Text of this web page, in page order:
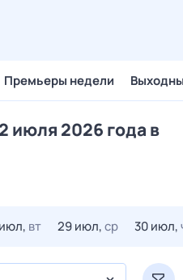
Премьеры недели
июля 2026 года в
вт 29 июл,ср 30 июл,